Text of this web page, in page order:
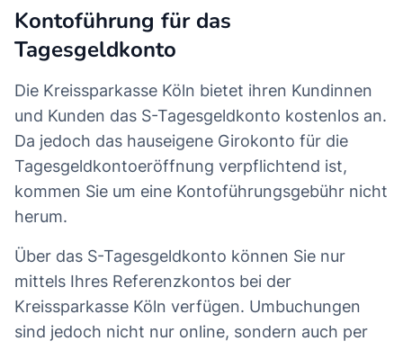
Kontoführung für das
Tagesgeldkonto
Die Kreissparkasse Köln bietet ihren Kundinnen
und Kunden das S-Tagesgeldkonto kostenlos an.
Da jedoch das hauseigene Girokonto für die
Tagesgeldkontoeröffnung verpflichtend ist,
kommen Sie um eine Kontoführungsgebühr nicht
herum.
Über das S-Tagesgeldkonto können Sie nur
mittels Ihres Referenzkontos bei der
Kreissparkasse Köln verfügen. Umbuchungen
sind jedoch nicht nur online, sondern auch per